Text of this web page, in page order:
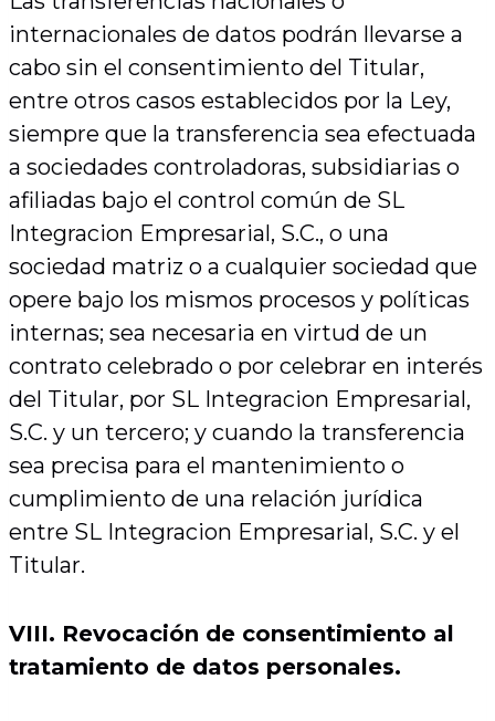
internacionales de datos podrán llevarse a
cabo sin el consentimiento del Titular,
entre otros casos establecidos por la Ley,
siempre que la transferencia sea efectuada
a sociedades controladoras, subsidiarias o
afiliadas bajo el control común de SL
Integracion Empresarial, S.C., o una
sociedad matriz o a cualquier sociedad que
opere bajo los mismos procesos y políticas
internas; sea necesaria en virtud de un
contrato celebrado o por celebrar en interés
del Titular, por SL Integracion Empresarial,
S.C. y un tercero; y cuando la transferencia
sea precisa para el mantenimiento o
cumplimiento de una relación jurídica
entre SL Integracion Empresarial, S.C. y el
Titular.
VIII. Revocación de consentimiento al
tratamiento de datos personales.